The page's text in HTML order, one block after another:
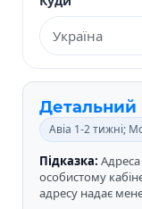
Детальний
Авіа 1-2 тижні;
Підказка:
особистому
адресу надає